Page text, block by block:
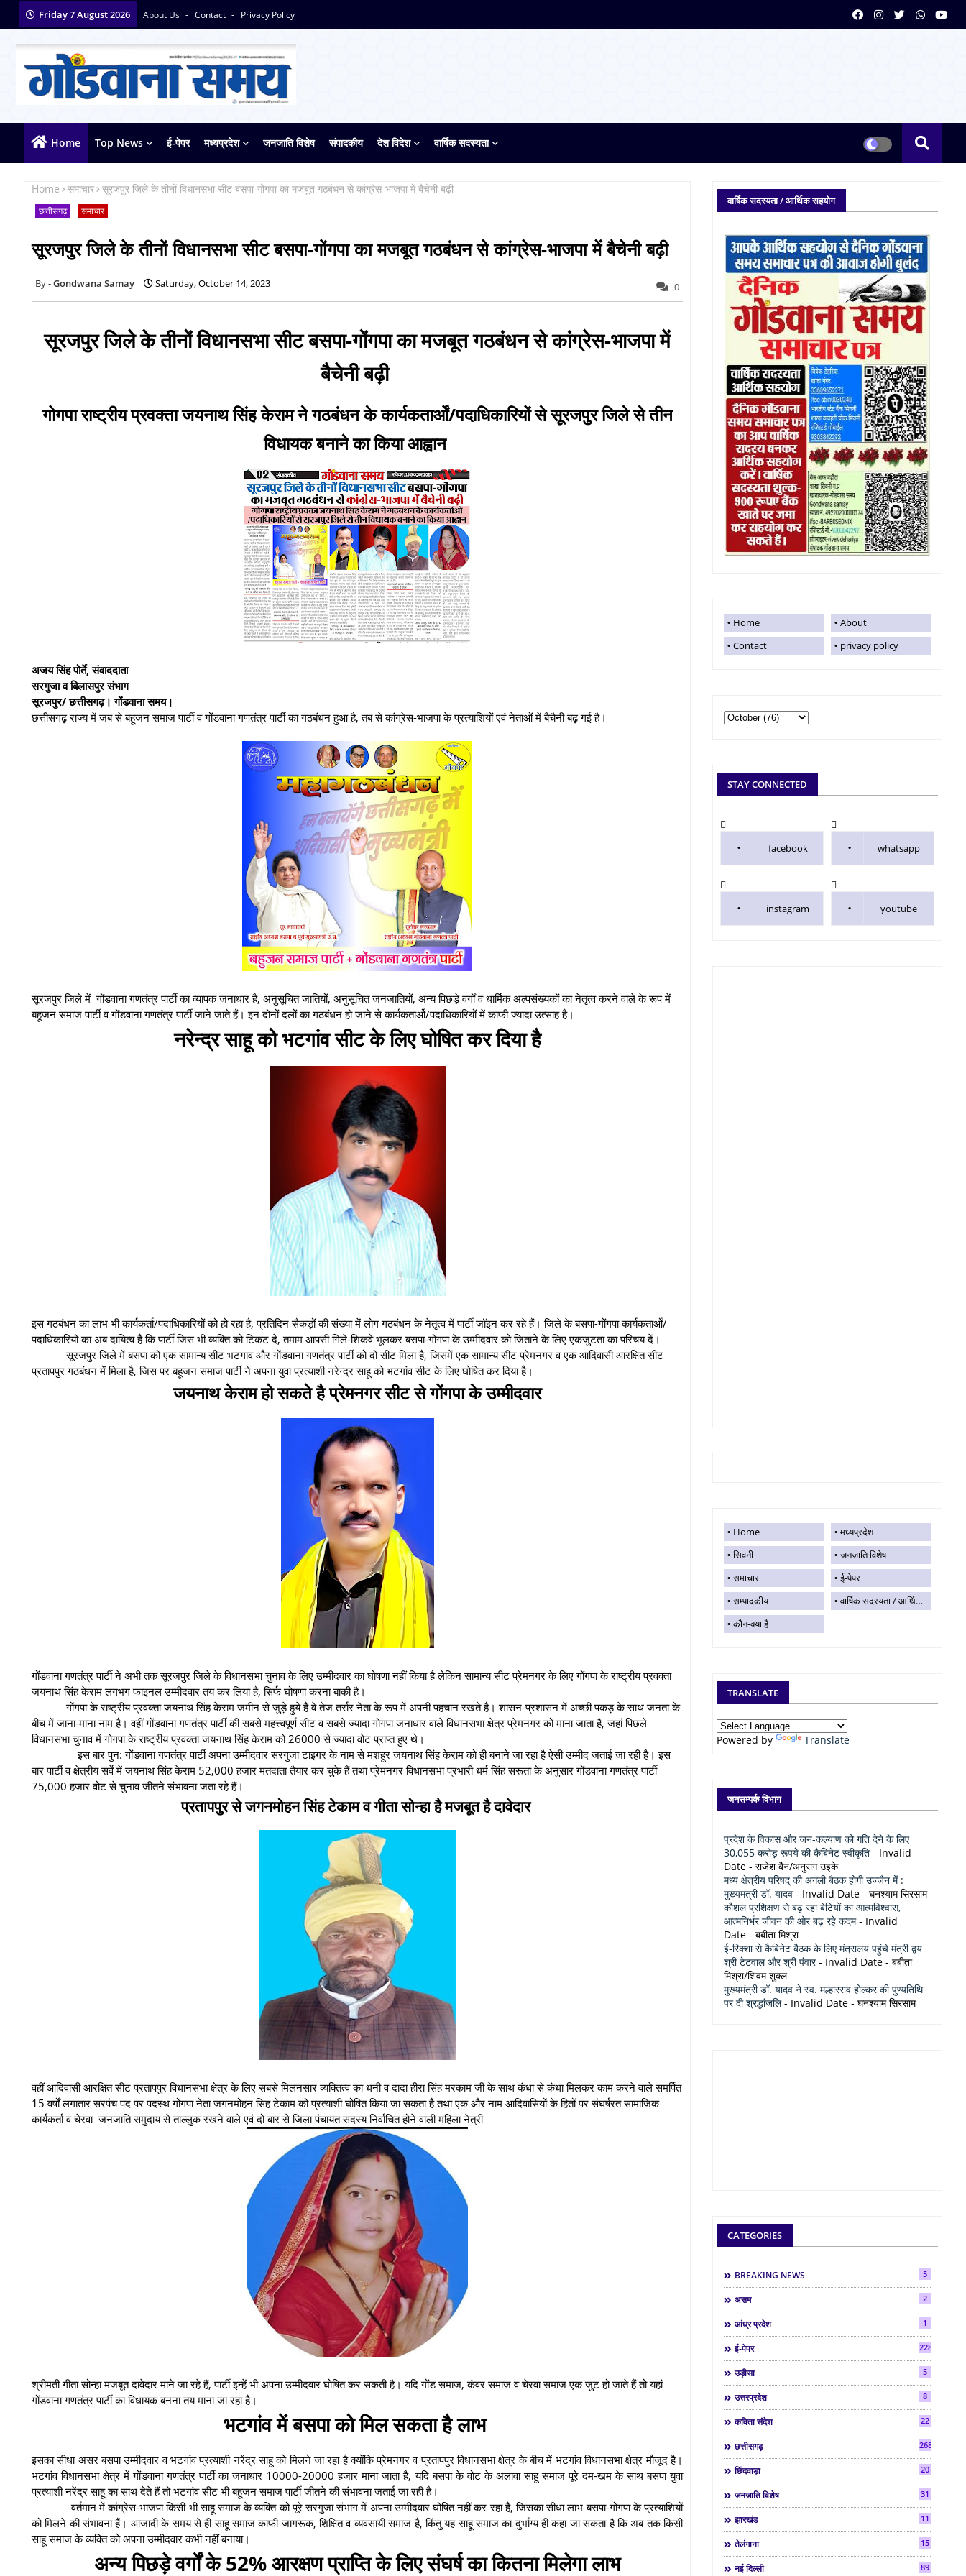
Friday 7 August 2026 About Us Contact Privacy Policy
Home Top News ई-पेपर मध्यप्रदेश जनजाति विशेष संपादकीय देश विदेश वार्षिक सदस्यता
Home समाचार सूरजपुर जिले के तीनों विधानसभा सीट बसपा-गोंगपा का मजबूत गठबंधन से कांग्रेस-भाजपा में बैचेनी बढ़ी
छत्तीसगढ़ समाचार
सूरजपुर जिले के तीनों विधानसभा सीट बसपा-गोंगपा का मजबूत गठबंधन से कांग्रेस-भाजपा में बैचेनी बढ़ी
Gondwana Samay Saturday, October 14, 2023 0
सूरजपुर जिले के तीनों विधानसभा सीट बसपा-गोंगपा का मजबूत गठबंधन से कांग्रेस-भाजपा में
बैचेनी बढ़ी
गोगपा राष्ट्रीय प्रवक्ता जयनाथ सिंह केराम ने गठबंधन के कार्यकतार्ओं/पदाधिकारियों से सूरजपुर जिले से तीन
विधायक बनाने का किया आह्वान
अजय सिंह पोर्ते, संवाददाता
सरगुजा व बिलासपुर संभाग
सूरजपुर/ छत्तीसगढ़। गोंडवाना समय।
छत्तीसगढ़ राज्य में जब से बहूजन समाज पार्टी व गोंडवाना गणतंत्र पार्टी का गठबंधन हुआ है, तब से कांग्रेस-भाजपा के प्रत्याशियों एवं नेताओं में बैचैनी बढ़ गई है।
सूरजपुर जिले में गोंडवाना गणतंत्र पार्टी का व्यापक जनाधार है, अनुसूचित जातियों, अनुसूचित जनजातियों, अन्य पिछड़े वर्गों व धार्मिक अल्पसंख्यकों का नेतृत्व करने वाले के रूप में
बहूजन समाज पार्टी व गोंडवाना गणतंत्र पार्टी जाने जाते हैं। इन दोनों दलों का गठबंधन हो जाने से कार्यकतार्ओं/पदाधिकारियों में काफी ज्यादा उत्साह है।
नरेन्द्र साहू को भटगांव सीट के लिए घोषित कर दिया है
इस गठबंधन का लाभ भी कार्यकर्ता/पदाधिकारियों को हो रहा है, प्रतिदिन सैकड़ों की संख्या में लोग गठबंधन के नेतृत्व में पार्टी जॉइन कर रहे हैं। जिले के बसपा-गोंगपा कार्यकतार्ओं/
पदाधिकारियों का अब दायित्व है कि पार्टी जिस भी व्यक्ति को टिकट दे, तमाम आपसी गिले-शिकवे भूलकर बसपा-गोगपा के उम्मीदवार को जिताने के लिए एकजुटता का परिचय दें।
सूरजपुर जिले में बसपा को एक सामान्य सीट भटगांव और गोंडवाना गणतंत्र पार्टी को दो सीट मिला है, जिसमें एक सामान्य सीट प्रेमनगर व एक आदिवासी आरक्षित सीट
प्रतापपुर गठबंधन में मिला है, जिस पर बहूजन समाज पार्टी ने अपना युवा प्रत्याशी नरेन्द्र साहू को भटगांव सीट के लिए घोषित कर दिया है।
जयनाथ केराम हो सकते है प्रेमनगर सीट से गोंगपा के उम्मीदवार
गोंडवाना गणतंत्र पार्टी ने अभी तक सूरजपुर जिले के विधानसभा चुनाव के लिए उम्मीदवार का घोषणा नहीं किया है लेकिन सामान्य सीट प्रेमनगर के लिए गोंगपा के राष्ट्रीय प्रवक्ता
जयनाथ सिंह केराम लगभग फाइनल उम्मीदवार तय कर लिया है, सिर्फ घोषणा करना बाकी है।
गोंगपा के राष्ट्रीय प्रवक्ता जयनाथ सिंह केराम जमीन से जुड़े हुये है वे तेज तर्रार नेता के रूप में अपनी पहचान रखते है। शासन-प्रशासन में अच्छी पकड़ के साथ जनता के
बीच में जाना-माना नाम है। वहीं गोंडवाना गणतंत्र पार्टी की सबसे महत्त्वपूर्ण सीट व सबसे ज्यादा गोगपा जनाधार वाले विधानसभा क्षेत्र प्रेमनगर को माना जाता है, जहां पिछले
विधानसभा चुनाव में गोगपा के राष्ट्रीय प्रवक्ता जयनाथ सिंह केराम को 26000 से ज्यादा वोट प्राप्त हुए थे।
इस बार पुन: गोंडवाना गणतंत्र पार्टी अपना उम्मीदवार सरगुजा टाइगर के नाम से मशहूर जयनाथ सिंह केराम को ही बनाने जा रहा है ऐसी उम्मीद जताई जा रही है। इस
बार पार्टी व क्षेत्रीय सर्वे में जयनाथ सिंह केराम 52,000 हजार मतदाता तैयार कर चुके हैं तथा प्रेमनगर विधानसभा प्रभारी धर्म सिंह सरूता के अनुसार गोंडवाना गणतंत्र पार्टी
75,000 हजार वोट से चुनाव जीतने संभावना जता रहे हैं।
प्रतापपुर से जगनमोहन सिंह टेकाम व गीता सोन्हा है मजबूत है दावेदार
वहीं आदिवासी आरक्षित सीट प्रतापपुर विधानसभा क्षेत्र के लिए सबसे मिलनसार व्यक्तित्व का धनी व दादा हीरा सिंह मरकाम जी के साथ कंधा से कंधा मिलकर काम करने वाले समर्पित
15 वर्षों लगातार सरपंच पद पर पदस्थ गोंगपा नेता जगनमोहन सिंह टेकाम को प्रत्याशी घोषित किया जा सकता है तथा एक और नाम आदिवासियों के हितों पर संघर्षरत सामाजिक
कार्यकर्ता व चेरवा जनजाति समुदाय से ताल्लुक रखने वाले एवं दो बार से जिला पंचायत सदस्य निर्वाचित होने वाली महिला नेत्री
श्रीमती गीता सोन्हा मजबूत दावेदार माने जा रहे हैं, पार्टी इन्हें भी अपना उम्मीदवार घोषित कर सकती है। यदि गोंड समाज, कंवर समाज व चेरवा समाज एक जुट हो जाते हैं तो यहां
गोंडवाना गणतंत्र पार्टी का विधायक बनना तय माना जा रहा है।
भटगांव में बसपा को मिल सकता है लाभ
इसका सीधा असर बसपा उम्मीदवार व भटगांव प्रत्याशी नरेंद्र साहू को मिलने जा रहा है क्योंकि प्रेमनगर व प्रतापपुर विधानसभा क्षेत्र के बीच में भटगांव विधानसभा क्षेत्र मौजूद है।
भटगांव विधानसभा क्षेत्र में गोंडवाना गणतंत्र पार्टी का जनाधार 10000-20000 हजार माना जाता है, यदि बसपा के वोट के अलावा साहू समाज पूरे दम-खम के साथ बसपा युवा
प्रत्याशी नरेंद्र साहू का साथ देते हैं तो भटगांव सीट भी बहूजन समाज पार्टी जीतने की संभावना जताई जा रही है।
वर्तमान में कांग्रेस-भाजपा किसी भी साहू समाज के व्यक्ति को पूरे सरगुजा संभाग में अपना उम्मीदवार घोषित नहीं कर रहा है, जिसका सीधा लाभ बसपा-गोगपा के प्रत्याशियों
को मिलने की संभावना हैं। आजादी के समय से ही साहू समाज काफी जागरूक, शिक्षित व व्यवसायी समाज है, किंतु यह साहू समाज का दुर्भाग्य ही कहा जा सकता है कि अब तक किसी
साहू समाज के व्यक्ति को अपना उम्मीदवार कभी नहीं बनाया।
अन्य पिछड़े वर्गों के 52% आरक्षण प्राप्ति के लिए संघर्ष का कितना मिलेगा लाभ
वार्षिक सदस्यता / आर्थिक सहयोग
Home
About
Contact
privacy policy
STAY CONNECTED
facebook whatsapp
instagram youtube
Home
मध्यप्रदेश
सिवनी
जनजाति विशेष
समाचार
ई-पेपर
सम्पादकीय
वार्षिक सदस्यता / आर्थिक सहयोग
कौन-क्या है
TRANSLATE
Powered by Translate
जनसम्पर्क विभाग
प्रदेश के विकास और जन-कल्याण को गति देने के लिए
30,055 करोड़ रूपये की कैबिनेट स्वीकृति - Invalid
Date - राजेश बैन/अनुराग उइके
मध्य क्षेत्रीय परिषद् की अगली बैठक होगी उज्जैन में :
मुख्यमंत्री डॉ. यादव - Invalid Date - घनश्याम सिरसाम
कौशल प्रशिक्षण से बढ़ रहा बेटियों का आत्मविश्वास,
आत्मनिर्भर जीवन की ओर बढ़ रहे कदम- Invalid
Date - बबीता मिश्रा
ई-रिक्शा से कैबिनेट बैठक के लिए मंत्रालय पहुंचे मंत्री द्वय
श्री टेटवाल और श्री पंवार- Invalid Date - बबीता
मिश्रा/शिवम शुक्ल
मुख्यमंत्री डॉ. यादव ने स्व. मल्हारराव होल्कर की पुण्यतिथि
पर दी श्रद्धांजलि- Invalid Date - घनश्याम सिरसाम
CATEGORIES
BREAKING NEWS 5
असम 2
आंध्र प्रदेश 1
ई-पेपर 2286
उड़ीसा 5
उत्तरप्रदेश 8
कविता संदेश 22
छत्तीसगढ़ 268
छिंदवाड़ा 20
जनजाति विशेष 31
झारखंड 11
तेलंगाना 15
नई दिल्ली 89